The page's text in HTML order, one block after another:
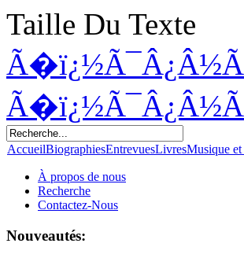
Taille Du Texte
AccueilBiographiesEntrevuesLivresMusique
À propos de nous
Recherche
Contactez-Nous
Nouveautés: